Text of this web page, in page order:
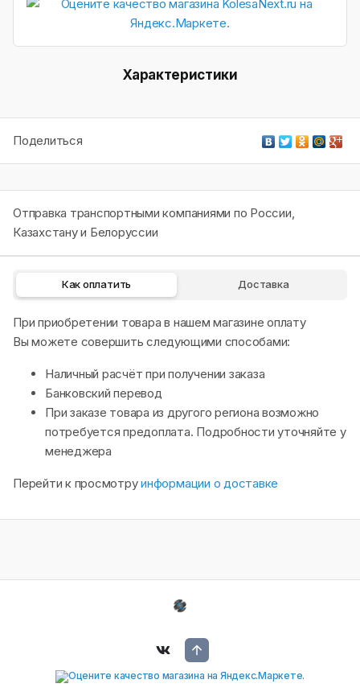
Характеристики
Поделиться
Отправка транспортными компаниями по России,
Казахстану и Белоруссии
Как оплатить Доставка
При приобретении товара в нашем магазине оплату
Вы можете совершить следующими способами:
Наличный расчёт при получении заказа
Банковский перевод
При заказе товара из другого региона возможно
потребуется предоплата. Подробности уточняйте у
менеджера
Перейти к просмотруинформации о доставке